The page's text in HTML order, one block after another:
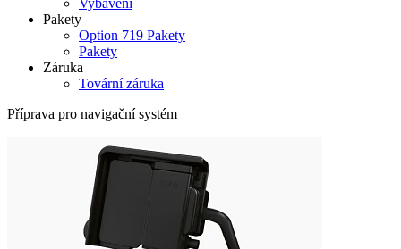
Pakety
Option 719 Pakety
Pakety
Záruka
Tovární záruka
Příprava pro navigační systém